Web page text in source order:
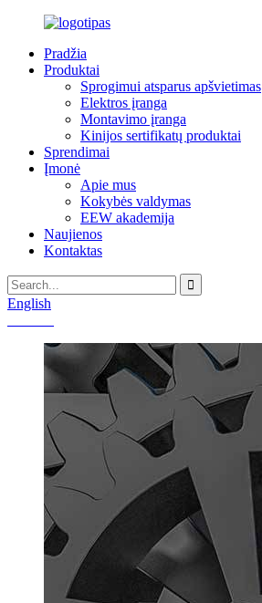
Pradžia
Produktai
Sprogimui atsparus apšvietimas
Elektros įranga
Montavimo įranga
Kinijos sertifikatų produktai
Sprendimai
Įmonė
Apie mus
Kokybės valdymas
EEW akademija
Naujienos
Kontaktas
English